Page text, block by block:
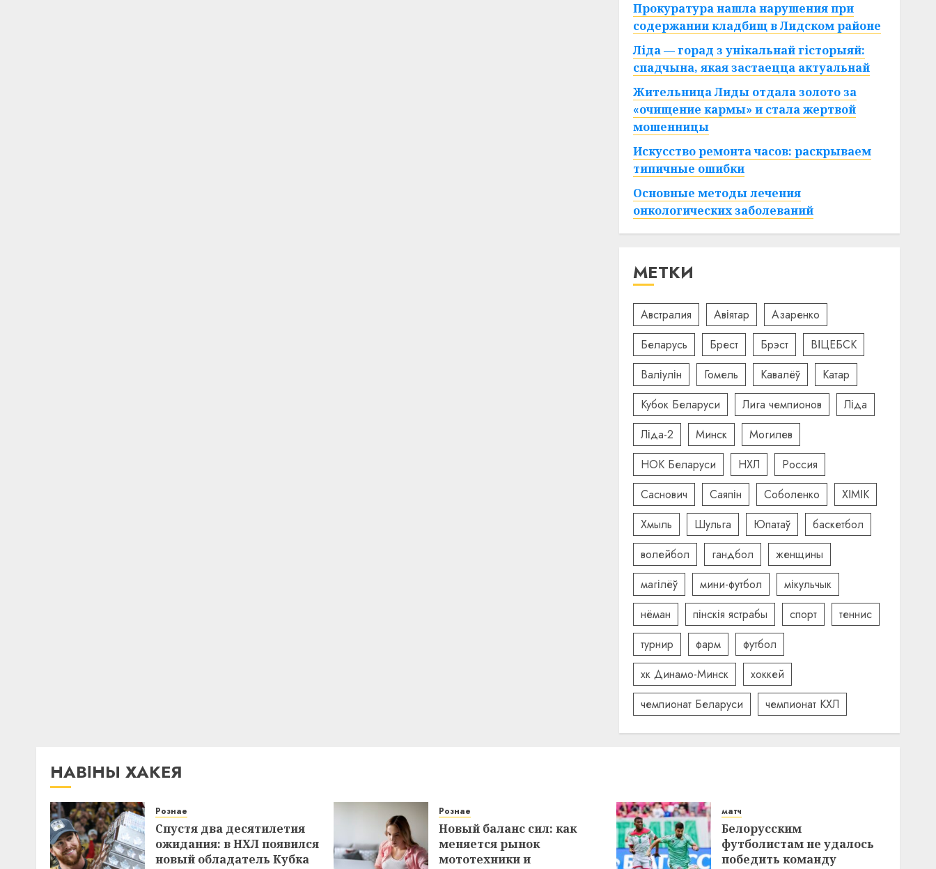
Прокуратура нашла нарушения при
содержании кладбищ в Лидском районе
Ліда — горад з унікальнай гісторыяй:
спадчына, якая застаецца актуальнай
Жительница Лиды отдала золото за
«очищение кармы» и стала жертвой
мошенницы
Искусство ремонта часов: раскрываем
типичные ошибки
Основные методы лечения
онкологических заболеваний
МЕТКИ
Австралия Авіятар
Азаренко
Беларусь
Брест Брэст
ВІЦЕБСК
Валіулін
Гомель Кавалёў
Катар
Кубок Беларуси
Лига чемпионов
Ліда
Ліда-2
Минск
Могилев
НОК Беларуси
НХЛ
Россия
Саснович
Саяпін Соболенко
ХІМІК
Хмыль
Шульга Юпатаў
баскетбол
волейбол
гандбол
женщины
магілёў
мини-футбол
мікульчык
нёман
пінскія ястрабы спорт
теннис
турнир
фарм
футбол
хк Динамо-Минск
хоккей
чемпионат Беларуси
чемпионат КХЛ
НАВІНЫ ХАКЕЯ
Рознае
Спустя два десятилетия
ожидания: в НХЛ появился
новый обладатель Кубка
Рознае
Новый баланс сил: как
меняется рынок
мототехники и
матч
Белорусским
футболистам не удалось
победить команду